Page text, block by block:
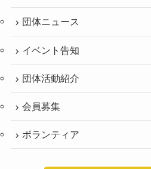
団体ニュース
イベント告知
団体活動紹介
会員募集
ボランティア